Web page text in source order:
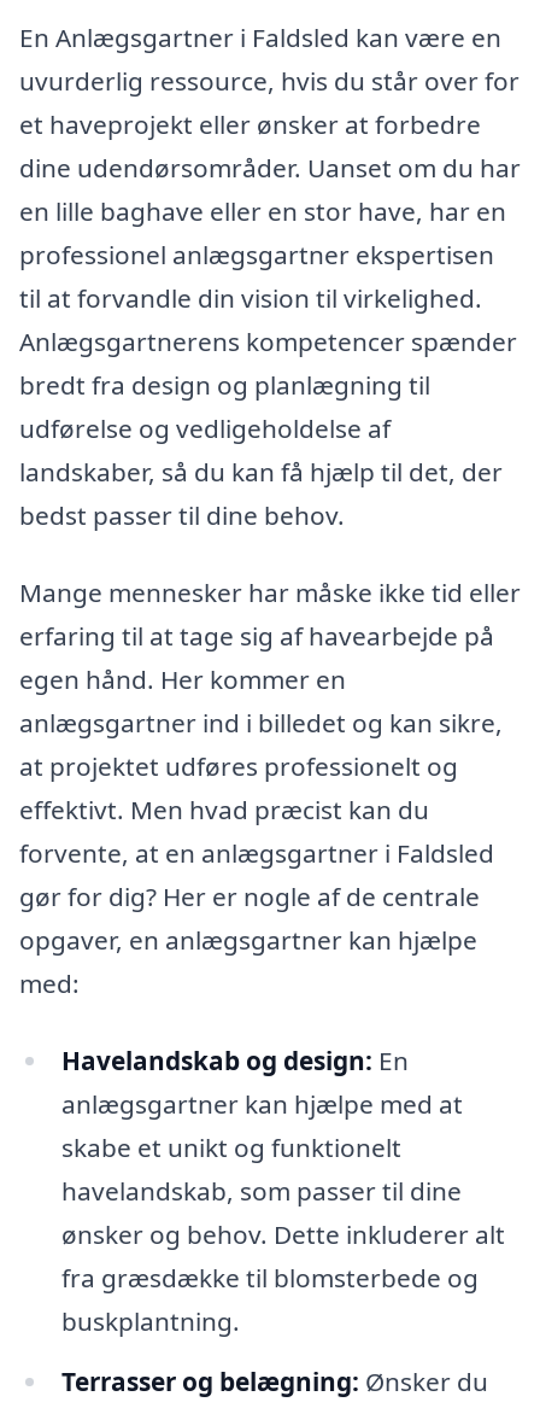
En Anlægsgartner i Faldsled kan være en
uvurderlig ressource, hvis du står over for
et haveprojekt eller ønsker at forbedre
dine udendørsområder. Uanset om du har
en lille baghave eller en stor have, har en
professionel anlægsgartner ekspertisen
til at forvandle din vision til virkelighed.
Anlægsgartnerens kompetencer spænder
bredt fra design og planlægning til
udførelse og vedligeholdelse af
landskaber, så du kan få hjælp til det, der
bedst passer til dine behov.
Mange mennesker har måske ikke tid eller
erfaring til at tage sig af havearbejde på
egen hånd. Her kommer en
anlægsgartner ind i billedet og kan sikre,
at projektet udføres professionelt og
effektivt. Men hvad præcist kan du
forvente, at en anlægsgartner i Faldsled
gør for dig? Her er nogle af de centrale
opgaver, en anlægsgartner kan hjælpe
med:
Havelandskab og design: En
anlægsgartner kan hjælpe med at
skabe et unikt og funktionelt
havelandskab, som passer til dine
ønsker og behov. Dette inkluderer alt
fra græsdække til blomsterbede og
buskplantning.
Terrasser og belægning: Ønsker du